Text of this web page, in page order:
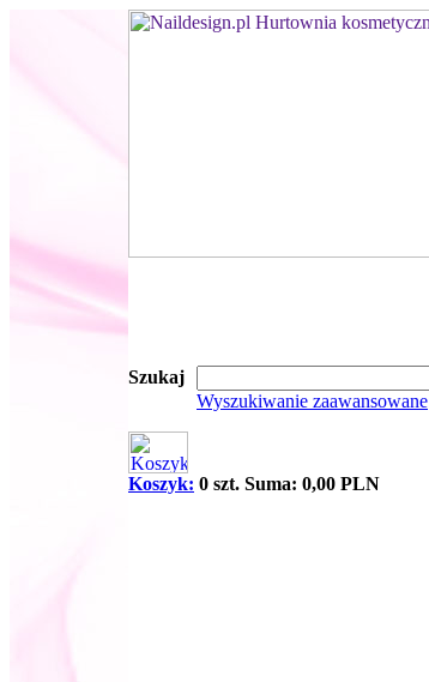
Szukaj
Wyszukiwanie zaawansowane
Koszyk: 0 szt. Suma: 0,00 PLN